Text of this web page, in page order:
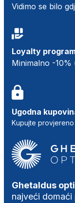
Vidimo se bilo
Loyalty
Minimalno -
Ugodna
Kupujte
Ghetaldus
najveći